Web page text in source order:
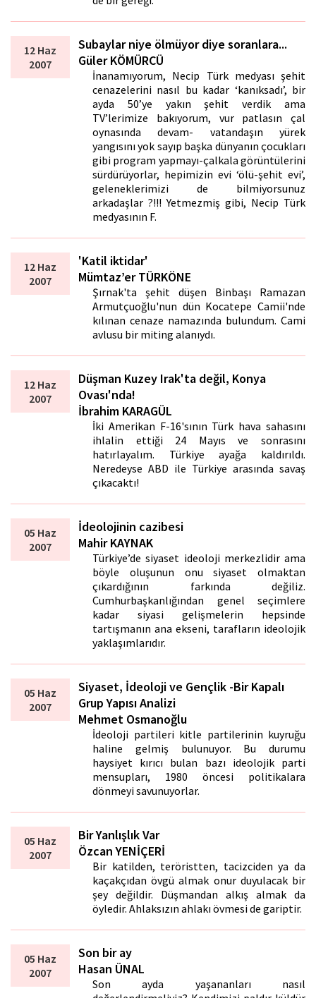
12 Haz
2007
Subaylar niye ölmüyor diye soranlara...
Güler KÖMÜRCÜ
İnanamıyorum, Necip Türk medyası şehit
cenazelerini nasıl bu kadar ‘kanıksadı’, bir
ayda 50’ye yakın şehit verdik ama
TV’lerimize bakıyorum, vur patlasın çal
oynasında devam- vatandaşın yürek
yangısını yok sayıp başka dünyanın çocukları
gibi program yapmayı-çalkala görüntülerini
sürdürüyorlar, hepimizin evi ‘ölü-şehit evi’,
geleneklerimizi de bilmiyorsunuz
arkadaşlar ?!!! Yetmezmiş gibi, Necip Türk
medyasının F.
12 Haz
2007
'Katil iktidar'
Mümtaz’er TÜRKÖNE
Şırnak'ta şehit düşen Binbaşı Ramazan
Armutçuoğlu'nun dün Kocatepe Camii'nde
kılınan cenaze namazında bulundum. Cami
avlusu bir miting alanıydı.
12 Haz
2007
Düşman Kuzey Irak'ta değil, Konya
Ovası'nda!
İbrahim KARAGÜL
İki Amerikan F-16'sının Türk hava sahasını
ihlalin ettiği 24 Mayıs ve sonrasını
hatırlayalım. Türkiye ayağa kaldırıldı.
Neredeyse ABD ile Türkiye arasında savaş
çıkacaktı!
05 Haz
2007
İdeolojinin cazibesi
Mahir KAYNAK
Türkiye’de siyaset ideoloji merkezlidir ama
böyle oluşunun onu siyaset olmaktan
çıkardığının farkında değiliz.
Cumhurbaşkanlığından genel seçimlere
kadar siyasi gelişmelerin hepsinde
tartışmanın ana ekseni, tarafların ideolojik
yaklaşımlarıdır.
05 Haz
2007
Siyaset, İdeoloji ve Gençlik -Bir Kapalı
Grup Yapısı Analizi
Mehmet Osmanoğlu
İdeoloji partileri kitle partilerinin kuyruğu
haline gelmiş bulunuyor. Bu durumu
haysiyet kırıcı bulan bazı ideolojik parti
mensupları, 1980 öncesi politikalara
dönmeyi savunuyorlar.
05 Haz
2007
Bir Yanlışlık Var
Özcan YENİÇERİ
Bir katilden, teröristten, tacizciden ya da
kaçakçıdan övgü almak onur duyulacak bir
şey değildir. Düşmandan alkış almak da
öyledir. Ahlaksızın ahlakı övmesi de gariptir.
05 Haz
2007
Son bir ay
Hasan ÜNAL
Son ayda yaşananları nasıl